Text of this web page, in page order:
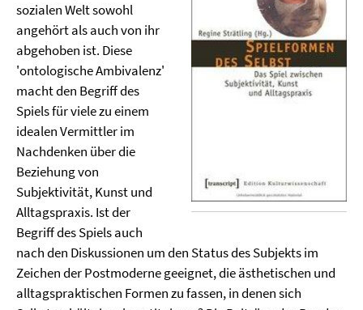
sozialen Welt sowohl
angehört als auch von ihr
abgehoben ist. Diese
'ontologische Ambivalenz'
macht den Begriff des
Spiels für viele zu einem
idealen Vermittler im
Nachdenken über die
Beziehung von
Subjektivität, Kunst und
Alltagspraxis. Ist der
Begriff des Spiels auch
nach den Diskussionen um den Status des Subjekts im
Zeichen der Postmoderne geeignet, die ästhetischen und
alltagspraktischen Formen zu fassen, in denen sich